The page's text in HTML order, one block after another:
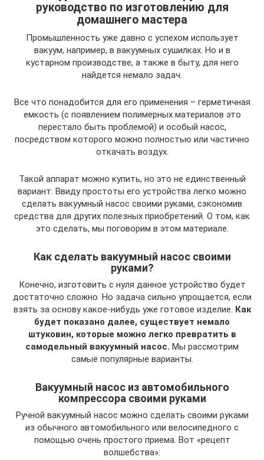
руководство по изготовлению для
домашнего мастера
Промышленность уже давно с успехом использует
вакуум, например, в вакуумных сушилках. Но и в
кустарном производстве, а также в быту, для него
найдется немало задач.
Все что понадобится для его применения – герметичная
емкость (с появлением полимерных материалов это
перестало быть проблемой) и особый насос,
посредством которого можно полностью или частично
откачать воздух.
Такой аппарат можно купить, но это не единственный
вариант. Ввиду простоты его устройства легко можно
сделать вакуумный насос своими руками, сэкономив
средства для других полезных приобретений. О том, как
это сделать, мы поговорим в этом материале.
Как сделать вакуумный насос своими
руками?
Конечно, изготовить с нуля данное устройство будет
достаточно сложно. Но задача сильно упрощается, если
взять за основу какое-нибудь уже готовое изделие. Как
будет показано далее, существует немало
штуковин, которые можно легко превратить в
самодельный вакуумный насос. Мы рассмотрим
самые популярные варианты.
Вакуумный насос из автомобильного
компрессора своими руками
Ручной вакуумный насос можно сделать своими руками
из обычного автомобильного или велосипедного с
помощью очень простого приема. Вот «рецепт
волшебства»: